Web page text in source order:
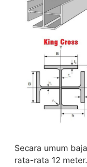
Secara umum
rata-rata 12